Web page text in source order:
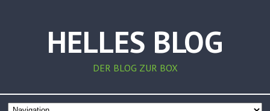
HELLES BLOG
DER BLOG ZUR BOX